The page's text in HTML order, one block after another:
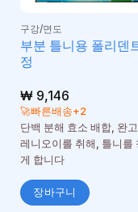
구강/면도
부분 틀니용 폴리덴
정
₩9,146
🚀빠른배송+2
단백 분해 효소 배합, 완
레니오이를 취해, 틀니를
게 합니다
장바구니